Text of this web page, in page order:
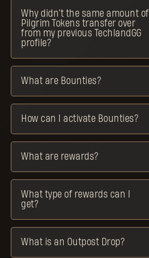
Why didn't the same amount of
Pilgrim Tokens transfer over
from my previous TechlandGG
profile?
What are Bounties?
How can I activate Bounties?
What are rewards?
What type of rewards can I
get?
What is an Outpost Drop?